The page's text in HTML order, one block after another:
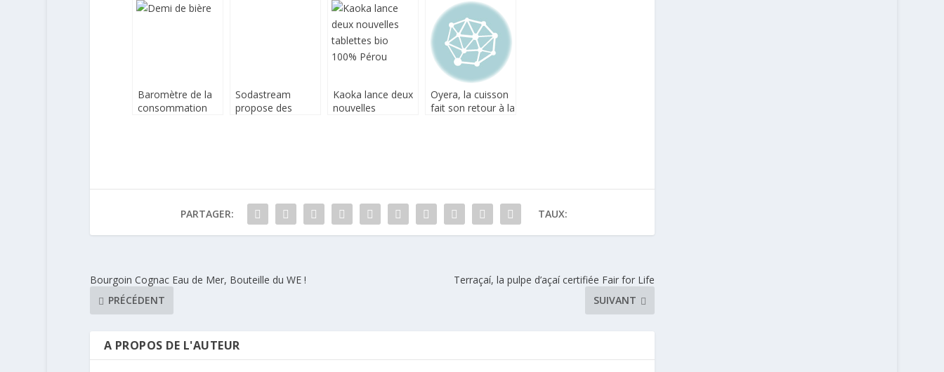
nouvelle recette
détox
Baromètre de la
consommation
Sodastream
propose des
Kaoka lance deux
nouvelles
Oyera, la cuisson
fait son retour à la
PARTAGER: TAUX:
Bourgoin Cognac Eau de Mer, Bouteille du WE !
PRÉCÉDENT
Terraçaí, la pulpe d’açaí certifiée Fair for Life
SUIVANT
A PROPOS DE L'AUTEUR